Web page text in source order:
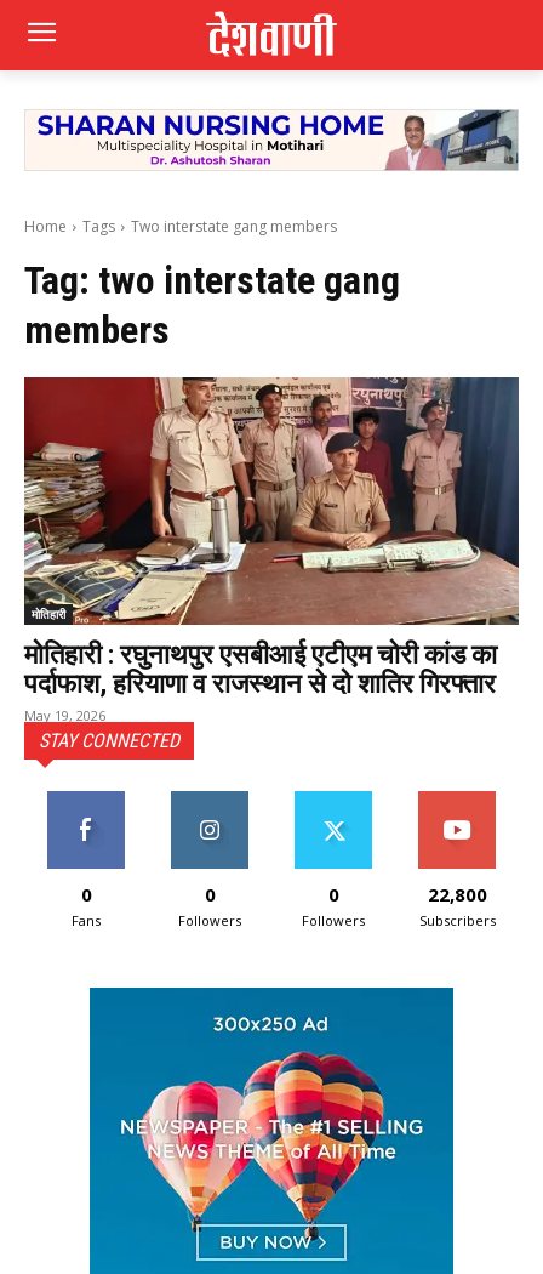
Home Tags Two interstate gang members
Tag: two interstate gang
members
मोतिहारी
मोतिहारी : रघुनाथपुर एसबीआई एटीएम चोरी कांड का
पर्दाफाश, हरियाणा व राजस्थान से दो शातिर गिरफ्तार
May 19, 2026
STAY CONNECTED
0
Fans
0
Followers
0
Followers
22,800
Subscribers